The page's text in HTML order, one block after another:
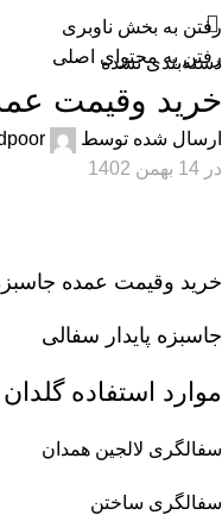
رفتن به بخش ناوبری
رفتن به محتوای اصلی
دسته‌بندی نشده
خرید وقیمت
ارسال شده توسط
در 14 بهمن 1402
خرید وقیمت عمده
جاسبزه پایدار سفالی
موارد استفاده
سفالگری لالجین همدان
سفالگری ساختن